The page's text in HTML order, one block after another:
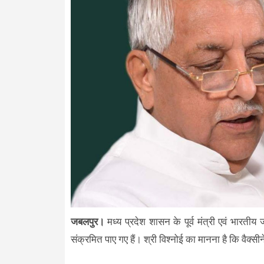
जबलपुर। मध्य प्रदेश शासन के पूर्व मंत्री एवं भारतीय
संक्रमित पाए गए हैं। श्री विश्नोई का मानना है कि